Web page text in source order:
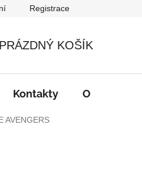
Registrace
PRÁZDNÝ KOŠÍK
Kontakty O nás
AVENGERS